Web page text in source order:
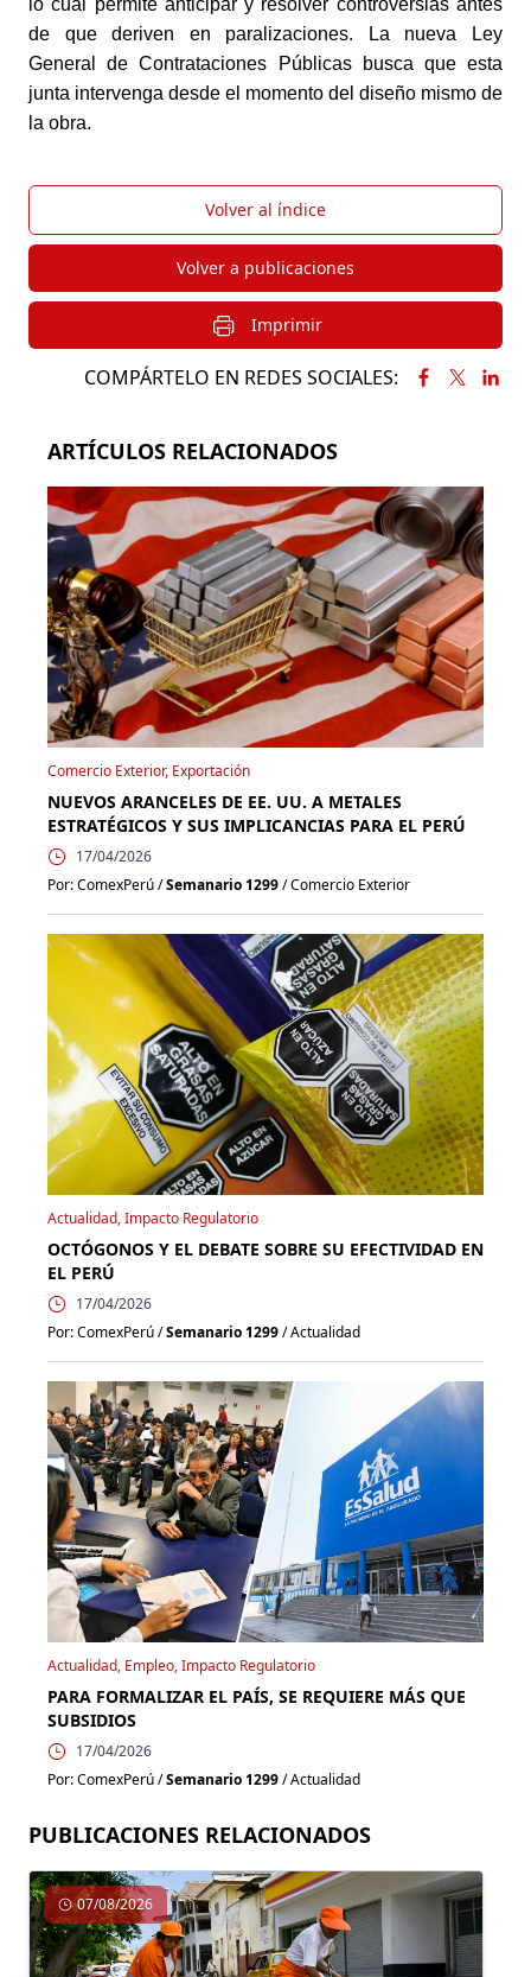
de que deriven en paralizaciones. La nueva Ley
General de Contrataciones Públicas busca que esta
junta intervenga desde el momento del diseño mismo de
la obra.
Volver al índice
Volver a publicaciones
Imprimir
COMPÁRTELO EN REDES SOCIALES:
ARTÍCULOS RELACIONADOS
Comercio Exterior, Exportación
NUEVOS ARANCELES DE EE. UU. A METALES
ESTRATÉGICOS Y SUS IMPLICANCIAS PARA EL PERÚ
17/04/2026
Por: ComexPerú /Semanario 1299/ Comercio Exterior
Actualidad, Impacto Regulatorio
OCTÓGONOS Y EL DEBATE SOBRE SU EFECTIVIDAD EN
EL PERÚ
17/04/2026
Por: ComexPerú /Semanario 1299/ Actualidad
Actualidad, Empleo, Impacto Regulatorio
PARA FORMALIZAR EL PAÍS, SE REQUIERE MÁS QUE
SUBSIDIOS
17/04/2026
Por: ComexPerú /Semanario 1299/ Actualidad
PUBLICACIONES RELACIONADOS
07/08/2026